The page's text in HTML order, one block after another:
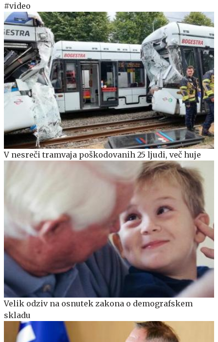
#video
V nesreči tramvaja poškodovanih 25 ljudi, več huje
Velik odziv na osnutek zakona o demografskem
skladu